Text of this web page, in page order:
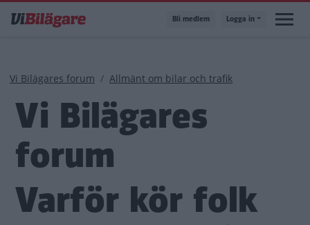
till
Bli medlem Logga in
Länkstig
Vi Bilägares forum Allmänt om bilar och trafik
Vi Bilägares
forum
Varför kör folk